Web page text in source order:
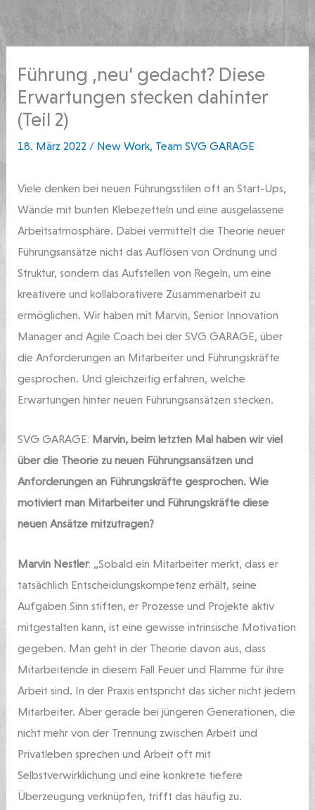
Führung ‚neu‘ gedacht? Diese
Erwartungen stecken dahinter
(Teil 2)
18. März 2022/ New Work, Team SVG GARAGE
Viele denken bei neuen Führungsstilen oft an Start-Ups,
Wände mit bunten Klebezetteln und eine ausgelassene
Arbeitsatmosphäre. Dabei vermittelt die Theorie neuer
Führungsansätze nicht das Auflösen von Ordnung und
Struktur, sondern das Aufstellen von Regeln, um eine
kreativere und kollaborativere Zusammenarbeit zu
ermöglichen. Wir haben mit Marvin, Senior Innovation
Manager and Agile Coach bei der SVG GARAGE, über
die Anforderungen an Mitarbeiter und Führungskräfte
gesprochen. Und gleichzeitig erfahren, welche
Erwartungen hinter neuen Führungsansätzen stecken.
SVG GARAGE: Marvin, beim letzten Mal haben wir viel
über die Theorie zu neuen Führungsansätzen und
Anforderungen an Führungskräfte gesprochen. Wie
motiviert man Mitarbeiter und Führungskräfte diese
neuen Ansätze mitzutragen?
Marvin Nestler: „Sobald ein Mitarbeiter merkt, dass er
tatsächlich Entscheidungskompetenz erhält, seine
Aufgaben Sinn stiften, er Prozesse und Projekte aktiv
mitgestalten kann, ist eine gewisse intrinsische Motivation
gegeben. Man geht in der Theorie davon aus, dass
Mitarbeitende in diesem Fall Feuer und Flamme für ihre
Arbeit sind. In der Praxis entspricht das sicher nicht jedem
Mitarbeiter. Aber gerade bei jüngeren Generationen, die
nicht mehr von der Trennung zwischen Arbeit und
Privatleben sprechen und Arbeit oft mit
Selbstverwirklichung und eine konkrete tiefere
Überzeugung verknüpfen, trifft das häufig zu.